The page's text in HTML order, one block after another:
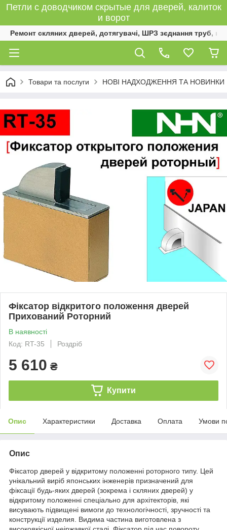
Петли с доводчиком скрытые для дверей, калиток
и ворот
Ремонт скляних дверей, дотягувачі, ШРЗ зєднання труб,
Товари та послуги НОВІ НАДХОДЖЕННЯ ТА НОВИНКИ
Фіксатор відкритого положення дверей
Прихований Роторний
В наявності
Код: RT-35
Роздріб
5 610 ₴
Купити
Опис Характеристики Доставка Оплата Умови
Опис
Фіксатор дверей у відкритому положенні роторного типу. Цей
унікальний виріб японських інженерів призначений для
фіксації будь-яких дверей (зокрема і скляних дверей) у
відкритому положенні спеціально для архітекторів, які
висувають підвищені вимоги до технологічності, зручності та
конструкції изделия. Видима частина виготовлена з